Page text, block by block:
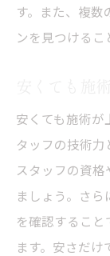
す。また、複
ンを見つけるこ
安くても施術が
タッフの技術力
スタッフの資
ましょう。さ
を確認するこ
ます。安さだ